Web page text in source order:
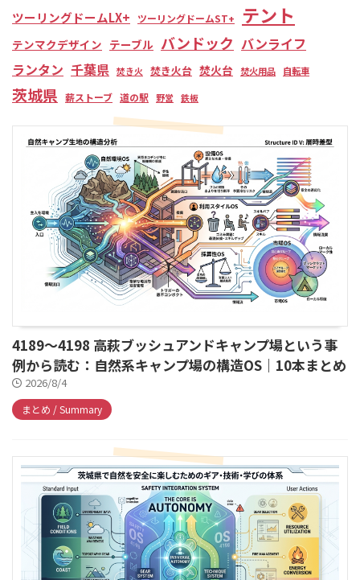
ツーリングドームLX+ ツーリングドームST+ テント
テンマクデザイン テーブル バンドック バンライフ
ランタン 千葉県 焚き火 焚き火台 焚火台 焚火用品 自転車
茨城県 薪ストーブ 道の駅 野営 鉄板
4189～4198 高萩ブッシュアンドキャンプ場という事
例から読む：自然系キャンプ場の構造OS｜10本まとめ
2026/8/4
まとめ / Summary